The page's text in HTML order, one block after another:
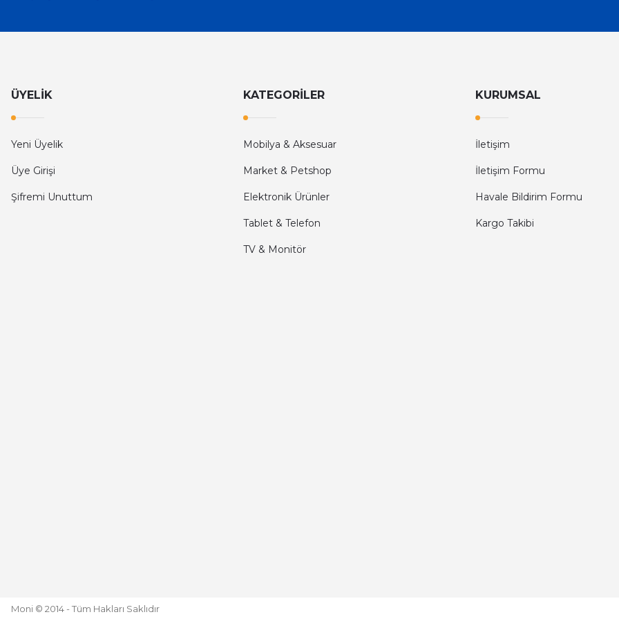
kargo hızlı
mehmet yıldız | 19/06/2025
seiko astron kordon 7x52
ÜYELİK
Yeni Üyelik
Üye Girişi
Şifremi Unuttum
KATEGORİLER
Mobilya & Aksesuar
Market & Petshop
Elektronik Ürünler
Tablet & Telefon
TV & Monitör
KURUMSAL
İletişim
İletişim Formu
Havale Bildirim Formu
Kargo Takibi
Moni © 2014 - Tüm Hakları Saklıdır